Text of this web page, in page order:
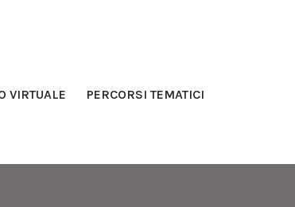
VIRTUALE PERCORSI TEMATICI